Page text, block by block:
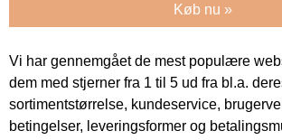
Køb nu »
Vi har gennemgået de mest populære
dem med stjerner fra 1 til 5 ud fra bl.a.
sortimentstørrelse, kundeservice,
betingelser, leveringsformer og